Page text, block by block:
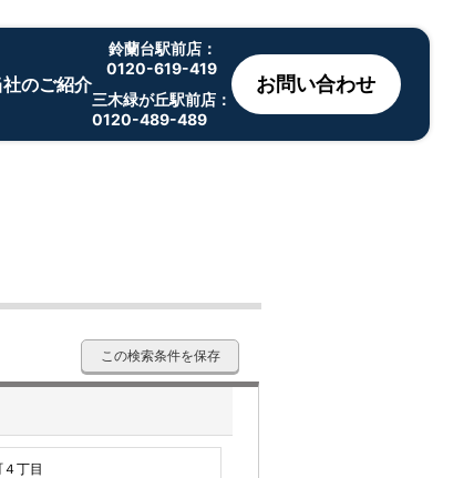
のご紹介
鈴蘭台駅前店：
0120-619-419
三木緑が丘駅前店：
0120-489-489
お問い合わせ
この検索条件を保存
丁目